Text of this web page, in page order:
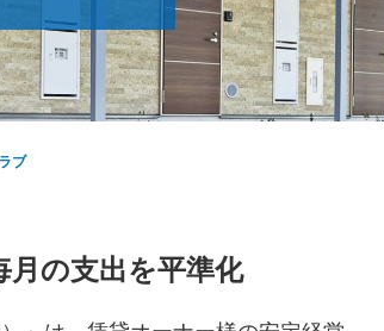
ブ
月の支出を平準化